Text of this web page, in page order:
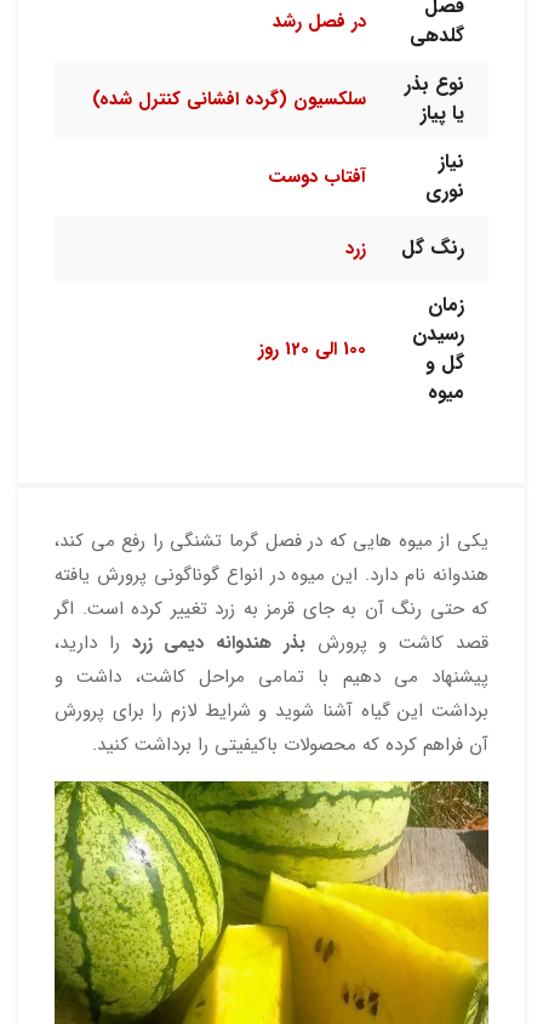
فصل
گلدهی
در فصل رشد
نوع بذر
یا پیاز
سلکسیون (گرده افشانی کنترل شده)
نیاز
نوری
آفتاب دوست
رنگ گل زرد
زمان
رسیدن
گل و
میوه
100 الی 120 روز
یکی از میوه هایی که در فصل گرما تشنگی را رفع می کند،
هندوانه نام دارد. این میوه در انواع گوناگونی پرورش یافته
که حتی رنگ آن به جای قرمز به زرد تغییر کرده است. اگر
قصد کاشت و پرورش بذر هندوانه دیمی زرد را دارید،
پیشنهاد می دهیم با تمامی مراحل کاشت، داشت و
برداشت این گیاه آشنا شوید و شرایط لازم را برای پرورش
آن فراهم کرده که محصولات باکیفیتی را برداشت کنید.